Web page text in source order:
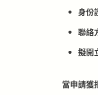
身份
聯絡
擬開
當申請獲